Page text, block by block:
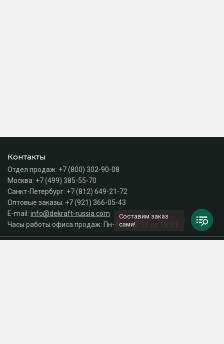
Контакты
Отдел продаж: +7 (800) 302-90-08
Москва: +7 (499) 385-55-70
Санкт-Петербург: +7 (812) 649-21-72
Оптовые заказы: +7 (921) 366-05-43
E-mail: info@dekraft-russia.com
Часы работы офиса продаж: Пн–Пт с 10:00 до 18:00
Составим заказ
сами!